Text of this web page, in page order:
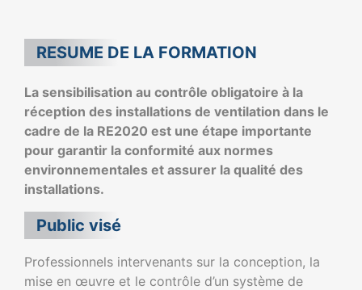
RESUME DE LA FORMATION
La sensibilisation au contrôle obligatoire à la
réception des installations de ventilation dans le
cadre de la RE2020 est une étape importante
pour garantir la conformité aux normes
environnementales et assurer la qualité des
installations.
Public visé
Professionnels intervenants sur la conception, la
mise en œuvre et le contrôle d’un système de